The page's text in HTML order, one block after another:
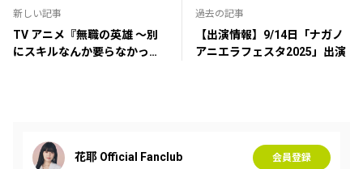
新しい記事
TV アニメ『無職の英雄 ～別
にスキルなんか要らなかった
過去の記事
【出演情報】9/14日「ナガノ
アニエラフェスタ2025」出演
花耶 Official Fanclub 会員登録